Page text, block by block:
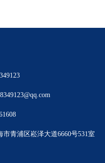
市青浦区崧泽大道6660号531室